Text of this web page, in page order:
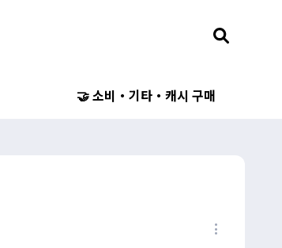
🤝 소비・기타・캐시 구매